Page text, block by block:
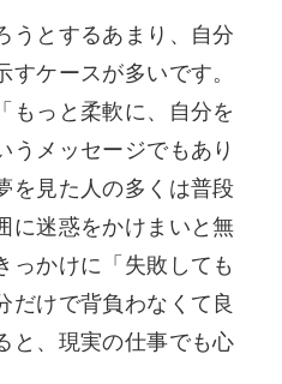
うとするあまり、自分
ケースが多いです。
もっと柔軟に、自分を
うメッセージでもあり
を見た人の多くは普段
に迷惑をかけまいと無
っかけに「失敗しても
だけで背負わなくて良
と、現実の仕事でも心